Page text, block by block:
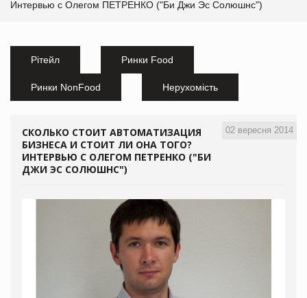
Интервью с Олегом ПЕТРЕНКО ("Би Джи Эс Солюшнс")
Рітейл Ринки Food
Ринки NonFood Нерухомість
02 вересня 2014
СКОЛЬКО СТОИТ АВТОМАТИЗАЦИЯ
БИЗНЕСА И СТОИТ ЛИ ОНА ТОГО?
ИНТЕРВЬЮ С ОЛЕГОМ ПЕТРЕНКО ("БИ
ДЖИ ЭС СОЛЮШНС")